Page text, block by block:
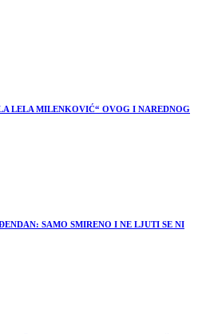
LELA MILENKOVIĆ“ OVOG I NAREDNOG
SAMO SMIRENO I NE LJUTI SE NI